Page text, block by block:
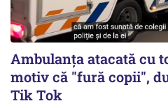
Ambulanța atacată cu
motiv că "fură copii",
Tik Tok